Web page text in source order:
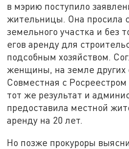
в мэрию поступило
жительницы. Она просила
земельного участка и без
егов аренду для
подсобным хозяйством.
женщины, на земле других
Совместная с Росреестром
тот же результат и
предоставила местной
аренду на 20 лет.
Но позже прокуроры